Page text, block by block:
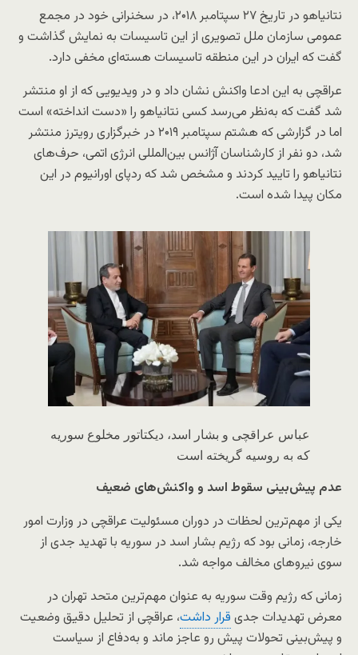
نتانیاهو در تاریخ ۲۷ سپتامبر ۲۰۱۸، در سخنرانی خود در مجمع
عمومی سازمان ملل تصویری از این تاسیسات به نمایش گذاشت و
گفت که ایران در این منطقه تاسیسات هسته‌ای مخفی دارد.
عراقچی به این ادعا واکنش نشان داد و در ویدیویی که از او منتشر
شد گفت که به‌نظر می‌رسد کسی نتانیاهو را «دست انداخته» است
اما در گزارشی که هشتم سپتامبر ۲۰۱۹ در خبرگزاری رویترز منتشر
شد، دو نفر از کارشناسان آژانس بین‌المللی انرژی اتمی، حرف‌های
نتانیاهو را تایید کردند و مشخص شد که رد‌پای اورانیوم در این
مکان پیدا شده است.
عباس عراقچی و بشار اسد، دیکتاتور مخلوع سوریه
که به روسیه گریخته است
عدم پیش‌بینی سقوط اسد و واکنش‌های ضعیف
یکی از مهم‌ترین لحظات در دوران مسئولیت عراقچی در وزارت امور
خارجه، زمانی بود که رژیم بشار اسد در سوریه با تهدید جدی از
سوی نیروهای مخالف مواجه شد.
زمانی که رژیم وقت سوریه به عنوان مهم‌ترین متحد تهران در
معرض تهدیدات جدی قرار داشت، عراقچی از تحلیل دقیق وضعیت
و پیش‌بینی تحولات پیش رو عاجز ماند و به‌دفاع از سیاست